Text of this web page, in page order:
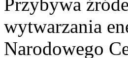
Przybywa
wytwarzania
Narodowego